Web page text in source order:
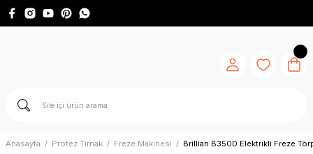
Anasayfa Protez Tırnak Freze Makinesi Brillian B350D Elektrikli Freze